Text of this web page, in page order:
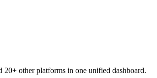
other platforms in one unified dashboard.